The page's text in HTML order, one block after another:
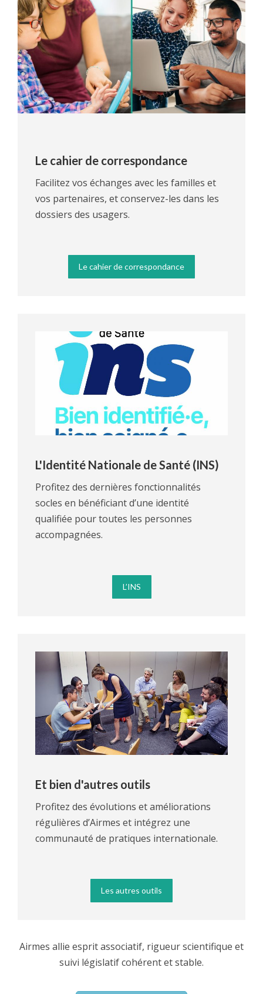
Le cahier de correspondance
Facilitez vos échanges avec les familles et
vos partenaires, et conservez-les dans les
dossiers des usagers.
Le cahier de correspondance
L'Identité Nationale de Santé (INS)
Profitez des dernières fonctionnalités
socles en bénéficiant d’une identité
qualifiée pour toutes les personnes
accompagnées.
L’INS
Et bien d'autres outils
Profitez des évolutions et améliorations
régulières d’Airmes et intégrez une
communauté de pratiques internationale.
Les autres outils
Airmes allie esprit associatif, rigueur scientifique et
suivi législatif cohérent et stable.